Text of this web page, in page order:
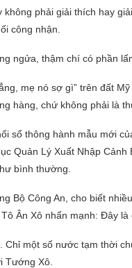
phải giải thích hay
công nhận.
ngửa, thậm chí có phần
mẹ nó sợ gì” trên đất
hàng, chứ không phải là
sổ thông hành mẫu mới
Quản Lý Xuất Nhập Cảnh
bình thường.
Bộ Công An, cho biết
Ân Xô nhấn mạnh: Đây
Chỉ một số nước tạm thời
Tướng Xô.